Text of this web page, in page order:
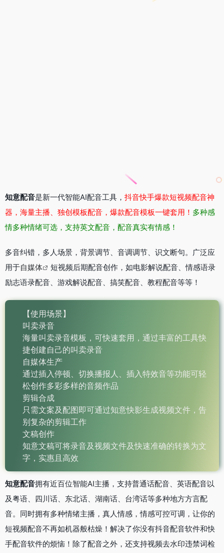
知意配音是新一代智能AI配音工具， 抖音快手爆款短视频配音神
器，海量主播、独创模板配音，爆款配音模板一键套用！ 多种感
情多种情绪可选，支持英文配音，配音真实有情感！
多音纠错，多人场景，背景调节、音调调节、识文断句。广泛应
用于自媒体
短视频后期配音创作，如电影解说配音、情感语录
励志语录配音、游戏解说配音、搞笑配音、教程配音等等！
【使用场景】
叫卖录音
海量叫卖录音模板，可快速套用，通过丰富的工具快
捷创建自己的叫卖录音
自媒体生产
通过插入停顿、切换播报人、插入特效音等功能可轻
松创作多彩多样的音频作品
剪辑合成
只需文案及配图即可通过知意快影生成视频文件，告
别复杂的剪辑工作
文稿创作
知意文稿可将录音及视频文件及快速准确的转换为文
字，实惠且高效
知意配音拥有近百位智能AI主播，支持普通话配音、英语配音以
及粤语、四川话、东北话、湖南话、台湾话等多种地方方言配
音。同时拥有多种情绪主播，真人情感，情感可控可调，让你的
短视频配音不再如机器般枯燥！解决了你没有抖音配音软件和快
手配音软件的烦恼！除了配音之外，还支持视频去水印违禁词检